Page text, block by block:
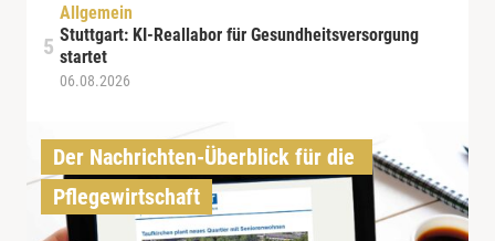
Allgemein
Stuttgart: KI-Reallabor für Gesundheitsversorgung
startet
06.08.2026
Der Nachrichten-Überblick für die
Pflegewirtschaft